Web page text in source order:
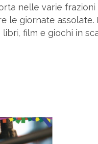
nelle varie
le giornate
film e giochi in